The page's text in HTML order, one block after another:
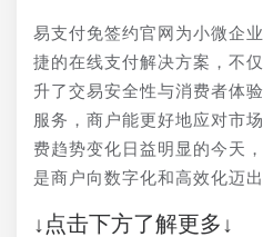
易支付免签约官网为小微企
捷的在线支付解决方案，不
升了交易安全性与消费者体
服务，商户能更好地应对市
费趋势变化日益明显的今天
是商户向数字化和高效化迈
↓点击下方了解更多↓